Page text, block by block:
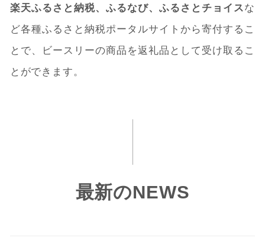
楽天ふるさと納税、ふるなび、ふるさとチョイスな
ど各種ふるさと納税ポータルサイトから寄付するこ
とで、ビースリーの商品を返礼品として受け取るこ
とができます。
最新のNEWS